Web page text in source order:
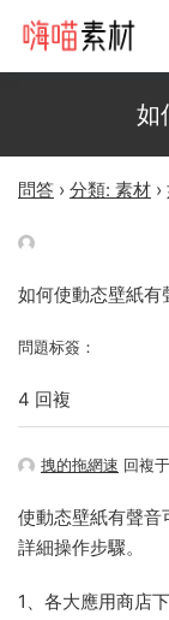
如
問答 › 分類: 素材 ›
如何使動态壁紙有
問題标簽：
4 回複
拽的拖網速 回複
使動态壁紙有聲音
詳細操作步驟。
1、各大應用商店